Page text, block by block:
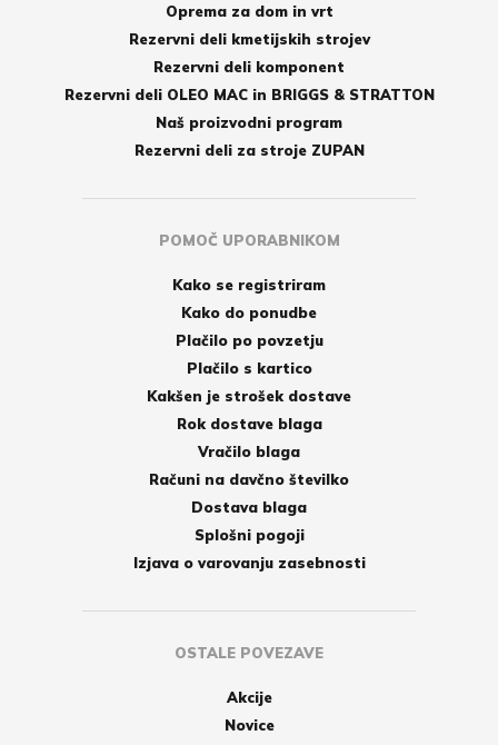
Oprema za dom in vrt
Rezervni deli kmetijskih strojev
Rezervni deli komponent
Rezervni deli OLEO MAC in BRIGGS & STRATTON
Naš proizvodni program
Rezervni deli za stroje ZUPAN
POMOČ UPORABNIKOM
Kako se registriram
Kako do ponudbe
Plačilo po povzetju
Plačilo s kartico
Kakšen je strošek dostave
Rok dostave blaga
Vračilo blaga
Računi na davčno številko
Dostava blaga
Splošni pogoji
Izjava o varovanju zasebnosti
OSTALE POVEZAVE
Akcije
Novice